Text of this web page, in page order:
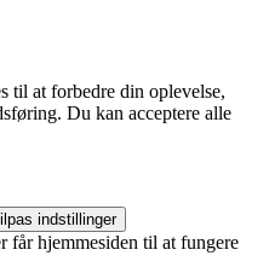
til at forbedre din oplevelse,
Du kan acceptere alle
indstillinger
får hjemmesiden til at fungere